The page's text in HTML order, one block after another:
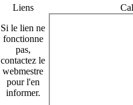
Liens
Si le lien ne
fonctionne
pas,
contactez le
webmestre
pour l'en
informer.